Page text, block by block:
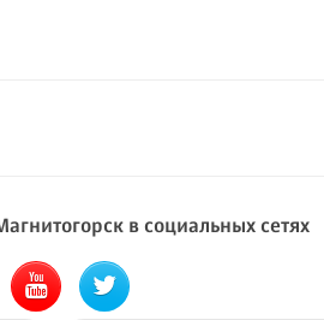
в социальных сетях